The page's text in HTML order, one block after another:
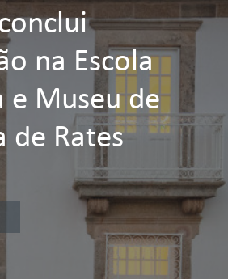
na Escola
e Museu de
de Rates